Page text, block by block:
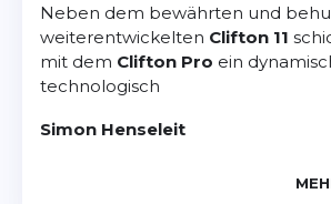
Neben dem bewährten und
weiterentwickelten Clifton 11
mit dem Clifton Pro ein
technologisch
Simon Henseleit